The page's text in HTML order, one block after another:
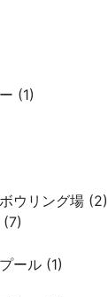
(1)
ウリング場 (2)
ール (1)